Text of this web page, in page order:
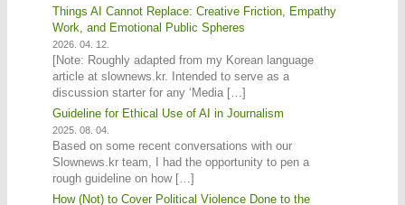
Things AI Cannot Replace: Creative Friction, Empathy
Work, and Emotional Public Spheres
2026. 04. 12.
[Note: Roughly adapted from my Korean language
article at slownews.kr. Intended to serve as a
discussion starter for any ‘Media […]
Guideline for Ethical Use of AI in Journalism
2025. 08. 04.
Based on some recent conversations with our
Slownews.kr team, I had the opportunity to pen a
rough guideline on how […]
How (Not) to Cover Political Violence Done to the